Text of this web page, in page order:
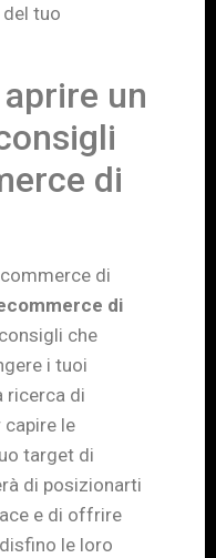
tuo
un
di
di
di
che
i tuoi
ricerca di
le
target di
di posizionarti
e di offrire
le loro